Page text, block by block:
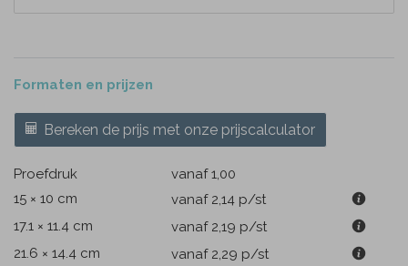
Formaten en prijzen
Bereken de prijs met onze prijscalculator
Proefdruk
vanaf 1,00
15 × 10 cm
vanaf 2,14 p/st
17.1 × 11.4 cm
vanaf 2,19 p/st
21.6 × 14.4 cm
vanaf 2,29 p/st